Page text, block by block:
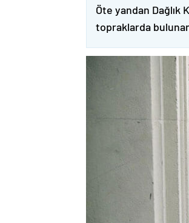
Öte yandan Dağlık
topraklarda